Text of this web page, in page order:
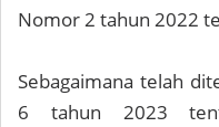
Nomor 2 tahun 2022
Sebagaimana telah
6 tahun 2023